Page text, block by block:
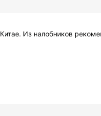
Из налобников